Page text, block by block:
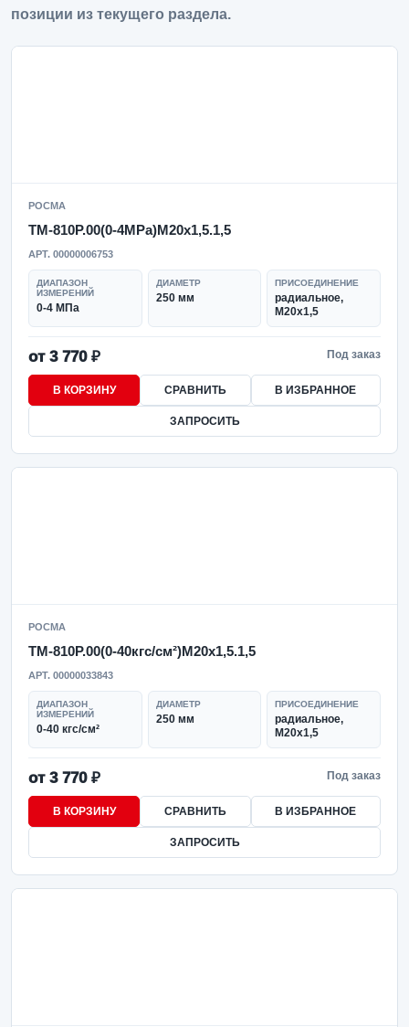
позиции из текущего раздела.
РОСМА
ТМ-810Р.00(0-4MPa)M20x1,5.1,5
АРТ. 00000006753
ДИАПАЗОН
ИЗМЕРЕНИЙ
0-4 МПа
ДИАМЕТР
250 мм
ПРИСОЕДИНЕНИЕ
радиальное,
M20x1,5
от 3 770 ₽ Под заказ
В КОРЗИНУ СРАВНИТЬ В ИЗБРАННОЕ
ЗАПРОСИТЬ
РОСМА
ТМ-810Р.00(0-40кгс/см²)M20x1,5.1,5
АРТ. 00000033843
ДИАПАЗОН
ИЗМЕРЕНИЙ
0-40 кгс/см²
ДИАМЕТР
250 мм
ПРИСОЕДИНЕНИЕ
радиальное,
M20x1,5
от 3 770 ₽ Под заказ
В КОРЗИНУ СРАВНИТЬ В ИЗБРАННОЕ
ЗАПРОСИТЬ